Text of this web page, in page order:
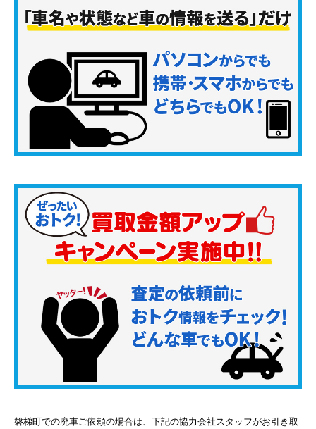
磐梯町での廃車ご依頼の場合は、下記の協力会社スタッフがお引き取